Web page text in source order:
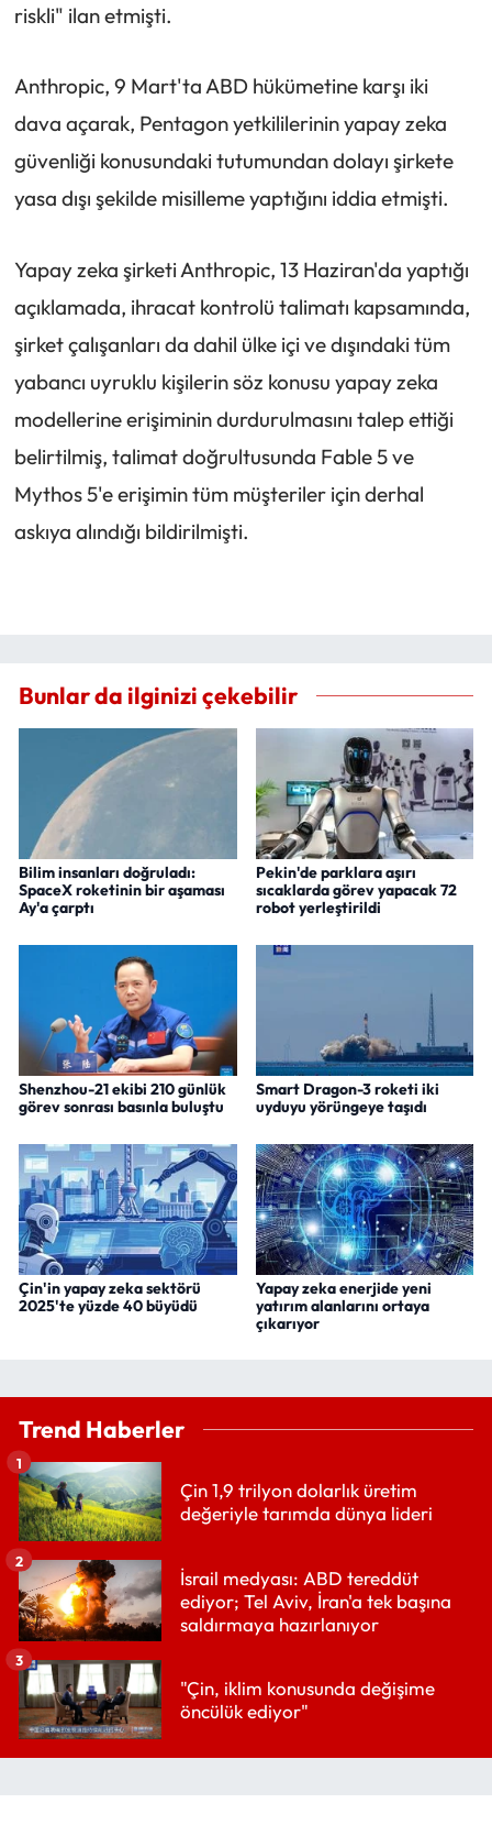
riskli" ilan etmişti.
Anthropic, 9 Mart'ta ABD hükümetine karşı iki
dava açarak, Pentagon yetkililerinin yapay zeka
güvenliği konusundaki tutumundan dolayı şirkete
yasa dışı şekilde misilleme yaptığını iddia etmişti.
Yapay zeka şirketi Anthropic, 13 Haziran'da yaptığı
açıklamada, ihracat kontrolü talimatı kapsamında,
şirket çalışanları da dahil ülke içi ve dışındaki tüm
yabancı uyruklu kişilerin söz konusu yapay zeka
modellerine erişiminin durdurulmasını talep ettiği
belirtilmiş, talimat doğrultusunda Fable 5 ve
Mythos 5'e erişimin tüm müşteriler için derhal
askıya alındığı bildirilmişti.
Bunlar da ilginizi çekebilir
Bilim insanları doğruladı:
SpaceX roketinin bir aşaması
Ay'a çarptı
Pekin'de parklara aşırı
sıcaklarda görev yapacak 72
robot yerleştirildi
Shenzhou-21 ekibi 210 günlük
görev sonrası basınla buluştu
Smart Dragon-3 roketi iki
uyduyu yörüngeye taşıdı
Çin'in yapay zeka sektörü
2025'te yüzde 40 büyüdü
Yapay zeka enerjide yeni
yatırım alanlarını ortaya
çıkarıyor
Trend Haberler
Çin 1,9 trilyon dolarlık üretim
değeriyle tarımda dünya lideri
1
İsrail medyası: ABD tereddüt
ediyor; Tel Aviv, İran'a tek başına
saldırmaya hazırlanıyor
2
"Çin, iklim konusunda değişime
öncülük ediyor"
3